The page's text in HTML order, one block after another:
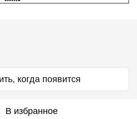
когда появится
В избранное